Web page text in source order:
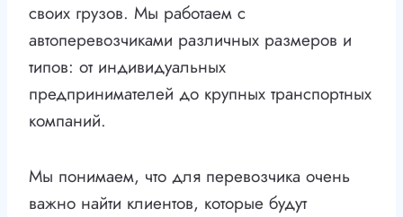
своих грузов. Мы работаем с
автоперевозчиками различных размеров и
типов: от индивидуальных
предпринимателей до крупных транспортных
компаний.
Мы понимаем, что для перевозчика очень
важно найти клиентов, которые будут